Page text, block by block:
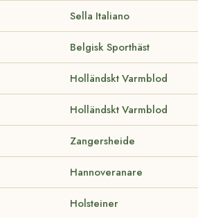
Sella Italiano
Belgisk Sporthäst
Holländskt Varmblod
Holländskt Varmblod
Zangersheide
Hannoveranare
Holsteiner